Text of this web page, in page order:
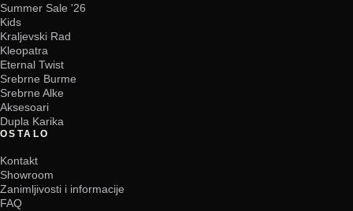
Summer Sale '26
Kids
Kraljevski Rad
Kleopatra
Eternal Twist
Srebrne Burme
Srebrne Alke
Aksesoari
Dupla Karika
OSTALO
Kontakt
Showroom
Zanimljivosti i informacije
FAQ